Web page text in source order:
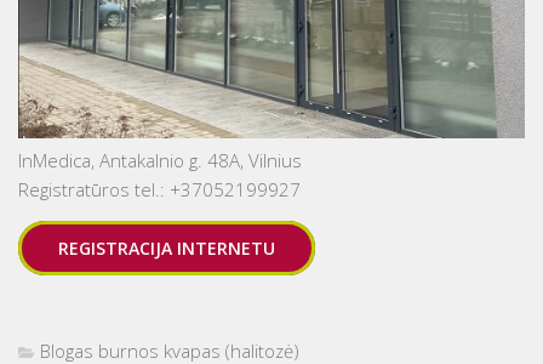
InMedica, Antakalnio g. 48A, Vilnius
Registratūros tel.: +37052199927
REGISTRACIJA INTERNETU
Blogas burnos kvapas (halitozė)